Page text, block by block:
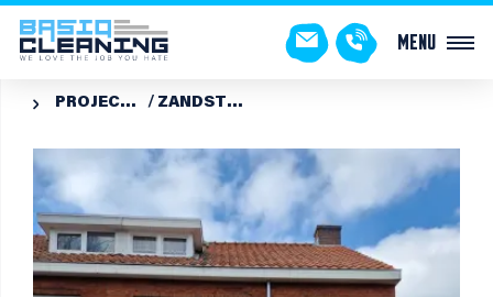
Menu
 PROJECTEN ZANDSTRALEN RODE GEVELSTEEN TILBURG